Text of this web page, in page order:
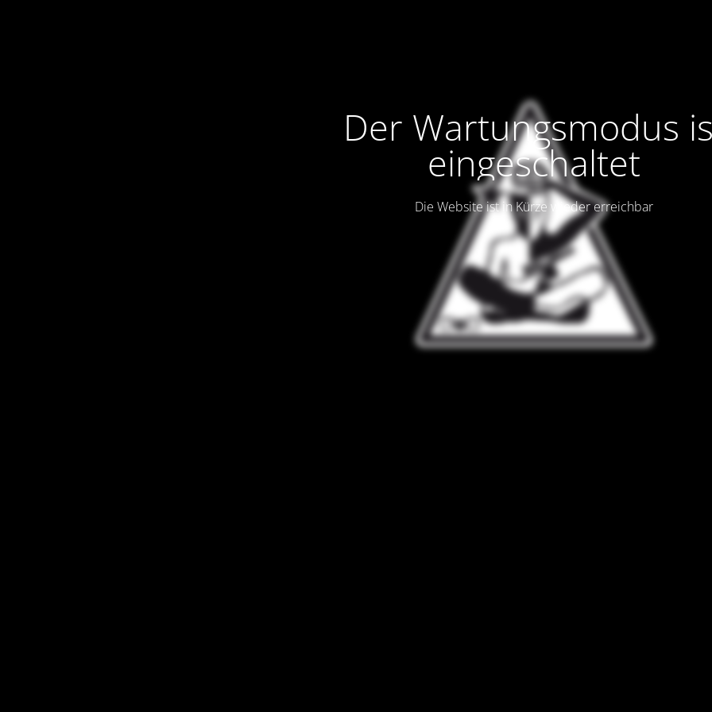
Der Wartungsmodus
eingeschaltet
Die Website ist in Kürze wieder erreichbar